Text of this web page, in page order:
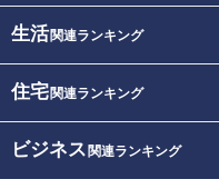
生活関連ランキング
住宅関連ランキング
ビジネス 関連ランキング